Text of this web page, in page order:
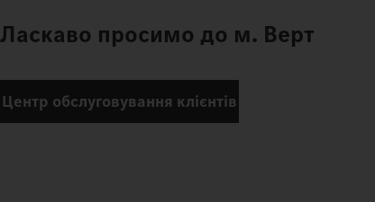
Ласкаво просимо до м. Верт
Центр обслуговування клієнтів